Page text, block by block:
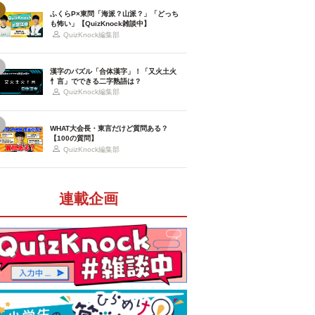
ふくらP×東問「海派？山派？」「どっち
も怖い」【QuizKnock雑談中】
QuizKnock編集部
漢字のパズル「合体漢字」！「又火土火
忄言」でできる二字熟語は？
QuizKnock編集部
WHAT大会長・東言だけど質問ある？
【100の質問】
QuizKnock編集部
連載企画